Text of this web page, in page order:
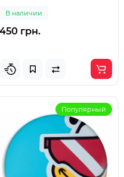
В наличии
450 грн.
Популярный